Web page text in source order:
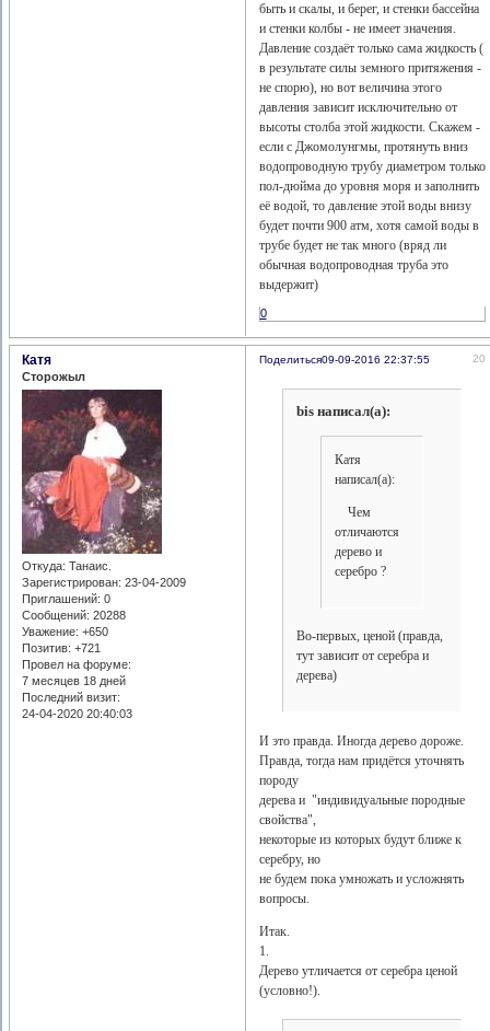
быть и скалы, и берег, и стенки бассейна
и стенки колбы - не имеет значения.
Давление создаёт только сама жидкость (
в результате силы земного притяжения -
не спорю), но вот величина этого
давления зависит исключительно от
высоты столба этой жидкости. Скажем -
если с Джомолунгмы, протянуть вниз
водопроводную трубу диаметром только
пол-дюйма до уровня моря и заполнить
её водой, то давление этой воды внизу
будет почти 900 атм, хотя самой воды в
трубе будет не так много (вряд ли
обычная водопроводная труба это
выдержит)
0
Поделиться 20
09-09-2016 22:37:55
Катя
Сторожыл
Откуда: Танаис.
Зарегистрирован: 23-04-2009
Приглашений: 0
Сообщений: 20288
Уважение: +650
Позитив: +721
Провел на форуме:
7 месяцев 18 дней
Последний визит:
24-04-2020 20:40:03
bis написал(а):
Катя
написал(а):
Чем
отличаются
дерево и
серебро ?
Во-первых, ценой (правда,
тут зависит от серебра и
дерева)
И это правда. Иногда дерево дороже.
Правда, тогда нам придётся уточнять
породу
дерева и "индивидуальные породные
свойства",
некоторые из которых будут ближе к
серебру, но
не будем пока умножать и усложнять
вопросы.
Итак.
1.
Дерево утличается от серебра ценой
(условно!).